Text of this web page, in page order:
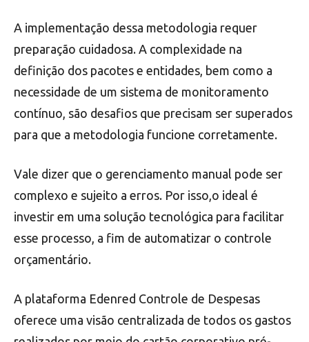
A implementação dessa metodologia requer
preparação cuidadosa. A complexidade na
definição dos pacotes e entidades, bem como a
necessidade de um sistema de monitoramento
contínuo, são desafios que precisam ser superados
para que a metodologia funcione corretamente.
Vale dizer que o gerenciamento manual pode ser
complexo e sujeito a erros. Por isso,o ideal é
investir em uma solução tecnológica para facilitar
esse processo, a fim de automatizar o controle
orçamentário.
A plataforma Edenred Controle de Despesas
oferece uma visão centralizada de todos os gastos